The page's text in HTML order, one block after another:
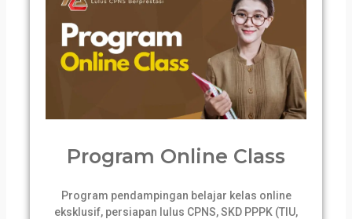
Program Online Class
Program pendampingan belajar kelas online
eksklusif, persiapan lulus CPNS, SKD PPPK (TIU,